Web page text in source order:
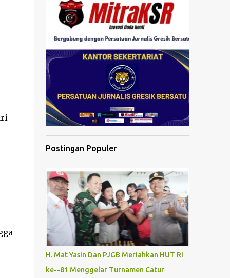
Postingan Populer
H. Mat Yasin Dan PJGB Meriahkan HUT RI
ke--81 Menggelar Turnamen Catur